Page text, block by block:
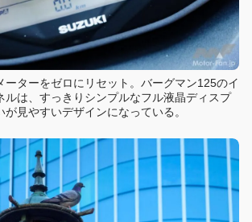
ーターをゼロにリセット。バーグマン125のイ
ルは、すっきりシンプルなフル液晶ディスプ
が見やすいデザインになっている。